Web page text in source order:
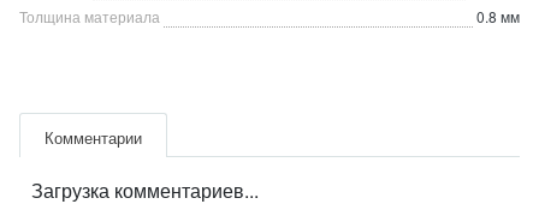
Толщина материала
0.8 мм
Комментарии
Загрузка комментариев...